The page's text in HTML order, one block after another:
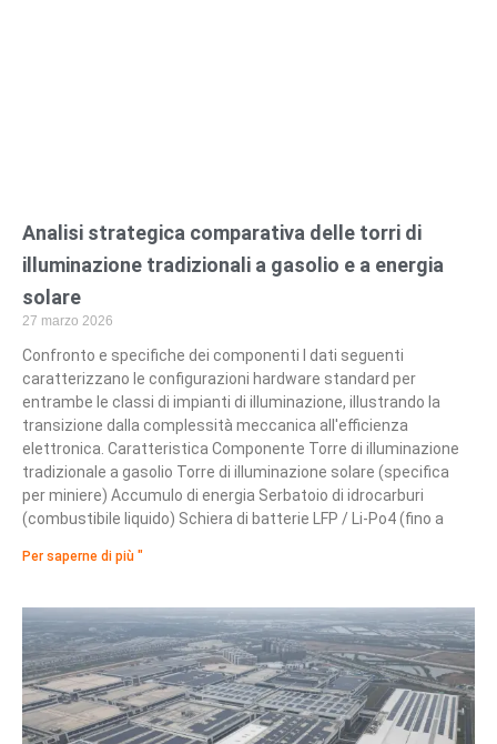
Analisi strategica comparativa delle torri di
illuminazione tradizionali a gasolio e a energia
solare
27 marzo 2026
Confronto e specifiche dei componenti I dati seguenti
caratterizzano le configurazioni hardware standard per
entrambe le classi di impianti di illuminazione, illustrando la
transizione dalla complessità meccanica all'efficienza
elettronica. Caratteristica Componente Torre di illuminazione
tradizionale a gasolio Torre di illuminazione solare (specifica
per miniere) Accumulo di energia Serbatoio di idrocarburi
(combustibile liquido) Schiera di batterie LFP / Li-Po4 (fino a
Per saperne di più "